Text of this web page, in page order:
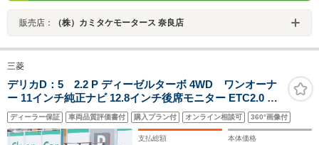
販売店： （株）カミタケモータース 奈良店
三菱
デリカD：5 2.2 P ディーゼルターボ 4WD ワンオーナ
ー 11インチ純正ナビ 12.8インチ後席モニター ETC2.0 全
周囲カメラ リアビュールームミラー ドライブレコーダー
パーキングセンサー 衝突被害軽減ブレーキ 誤発進抑制機
能 ベースキャリア ヒッチメンバー
ディーラー保証 車両品質評価書付 購入プラン付 オンライン相談可 360°画像付
支払総額 本体価格